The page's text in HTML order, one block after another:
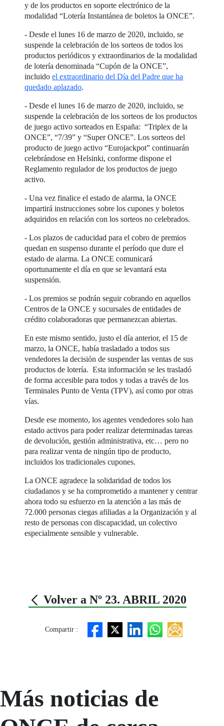
y de los productos en soporte electrónico de la
modalidad “Lotería Instantánea de boletos la ONCE”.
- Desde el lunes 16 de marzo de 2020, incluido, se
suspende la celebración de los sorteos de todos los
productos periódicos y extraordinarios de la modalidad
de lotería denominada “Cupón de la ONCE”,
incluidoel extraordinario del Día del Padre que ha
quedado aplazado.
- Desde el lunes 16 de marzo de 2020, incluido, se
suspende la celebración de los sorteos de los productos
de juego activo sorteados en España: “Triplex de la
ONCE”, “7/39” y “Super ONCE”. Los sorteos del
producto de juego activo “Eurojackpot” continuarán
celebrándose en Helsinki, conforme dispone el
Reglamento regulador de los productos de juego
activo.
- Una vez finalice el estado de alarma, la ONCE
impartirá instrucciones sobre los cupones y boletos
adquiridos en relación con los sorteos no celebrados.
- Los plazos de caducidad para el cobro de premios
quedan en suspenso durante el período que dure el
estado de alarma. La ONCE comunicará
oportunamente el día en que se levantará esta
suspensión.
- Los premios se podrán seguir cobrando en aquellos
Centros de la ONCE y sucursales de entidades de
crédito colaboradoras que permanezcan abiertas.
En este mismo sentido, justo el día anterior, el 15 de
marzo, la ONCE, había trasladado a todos sus
vendedores la decisión de suspender las ventas de sus
productos de lotería. Esta información se les trasladó
de forma accesible para todos y todas a través de los
Terminales Punto de Venta (TPV), así como por otras
vías.
Desde ese momento, los agentes vendedores solo han
estado activos para poder realizar determinadas tareas
de devolución, gestión administrativa, etc… pero no
para realizar venta de ningún tipo de producto,
incluidos los tradicionales cupones.
La ONCE agradece la solidaridad de todos los
ciudadanos y se ha comprometido a mantener y centrar
ahora todo su esfuerzo en la atención a las más de
72.000 personas ciegas afiliadas a la Organización y al
resto de personas con discapacidad, un colectivo
especialmente sensible y vulnerable.
Volver a Nº 23. ABRIL 2020
Compartir :
Más noticias de